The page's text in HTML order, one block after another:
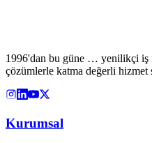
1996'dan bu güne … yenilikçi
çözümlerle katma değerli hizmet
Kurumsal